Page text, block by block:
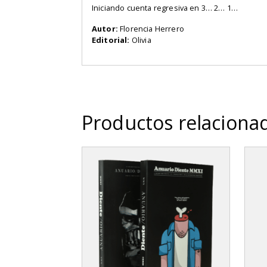
Iniciando cuenta regresiva en 3… 2… 1…
Autor: Florencia Herrero
Editorial: Olivia
Productos